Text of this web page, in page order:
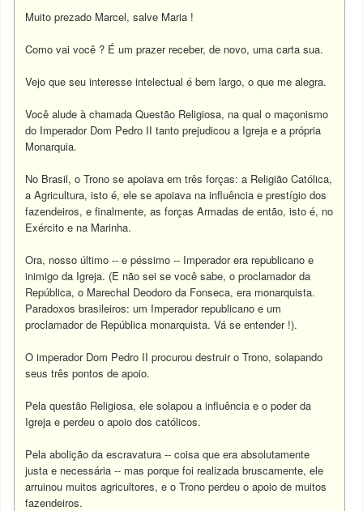
Muito prezado Marcel, salve Maria !
Como vai você ? É um prazer receber, de novo, uma carta sua.
Vejo que seu interesse intelectual é bem largo, o que me alegra.
Você alude à chamada Questão Religiosa, na qual o maçonismo
do Imperador Dom Pedro II tanto prejudicou a Igreja e a própria
Monarquia.
No Brasil, o Trono se apoiava em três forças: a Religião Católica,
a Agricultura, isto é, ele se apoiava na influência e prestígio dos
fazendeiros, e finalmente, as forças Armadas de então, isto é, no
Exército e na Marinha.
Ora, nosso último -- e péssimo -- Imperador era republicano e
inimigo da Igreja. (E não sei se você sabe, o proclamador da
República, o Marechal Deodoro da Fonseca, era monarquista.
Paradoxos brasileiros: um Imperador republicano e um
proclamador de República monarquista. Vá se entender !).
O imperador Dom Pedro II procurou destruir o Trono, solapando
seus três pontos de apoio.
Pela questão Religiosa, ele solapou a influência e o poder da
Igreja e perdeu o apoio dos católicos.
Pela abolição da escravatura -- coisa que era absolutamente
justa e necessária -- mas porque foi realizada bruscamente, ele
arruinou muitos agricultores, e o Trono perdeu o apoio de muitos
fazendeiros.